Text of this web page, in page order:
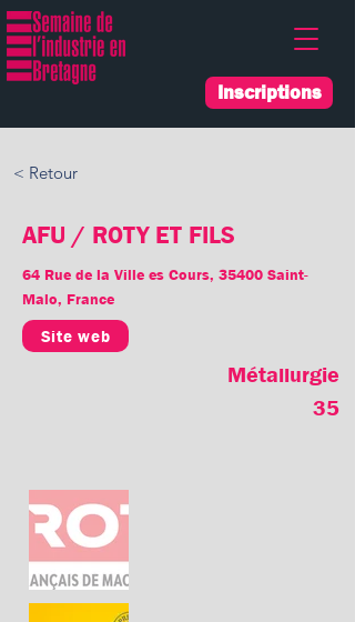
Inscriptions
< Retour
AFU / ROTY ET FILS
64 Rue de la Ville es Cours, 35400 Saint-
Malo, France
Site web
Métallurgie
35